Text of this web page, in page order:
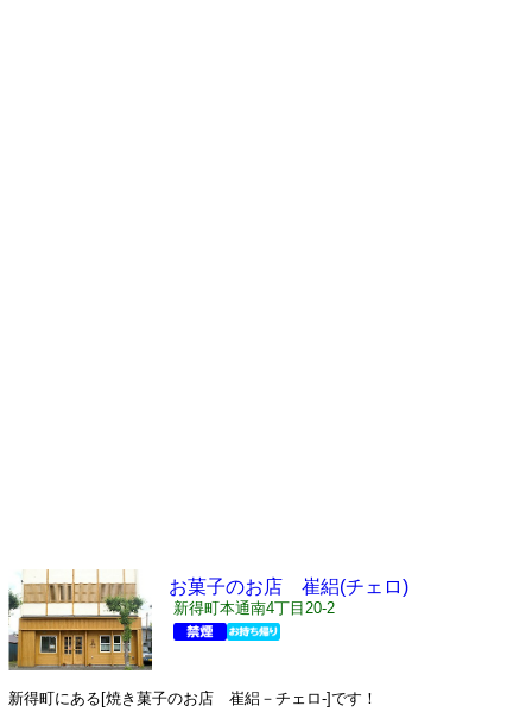
お菓子のお店 崔絽(チェロ)
新得町本通南4丁目20-2
新得町にある[焼き菓子のお店 崔絽－チェロ-]です！